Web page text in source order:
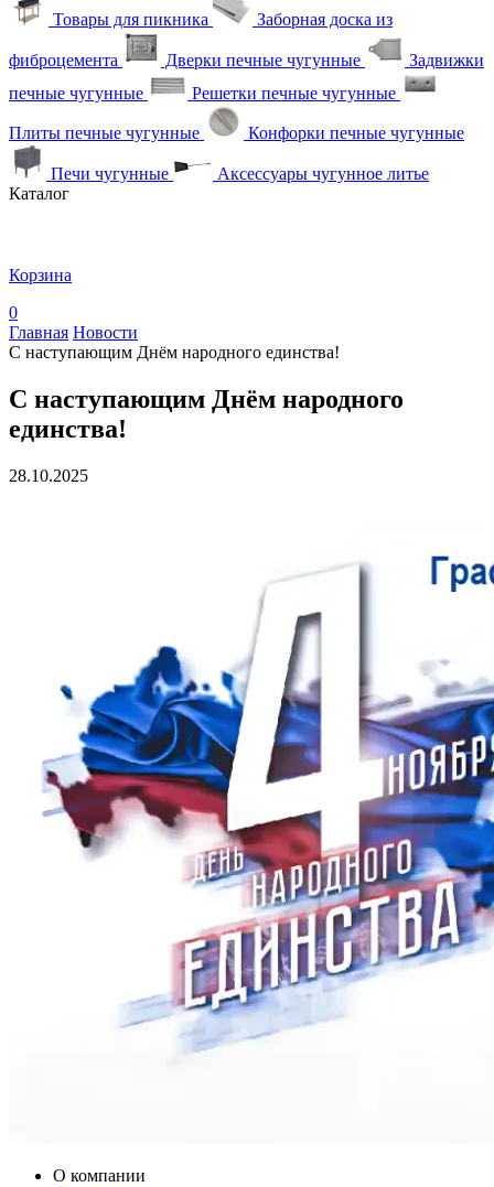
Товары для пикника Заборная доска из
фиброцемента Дверки печные чугунные
Задвижки
печные чугунные
Решетки печные чугунные
Плиты печные чугунные Конфорки печные чугунные
Печи чугунные
Аксессуары чугунное литье
Каталог
Корзина
0
Главная Новости
С наступающим Днём народного единства!
С наступающим Днём народного
единства!
28.10.2025
О компании